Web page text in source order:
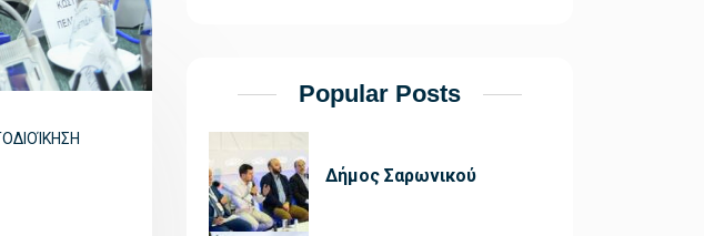
Popular Posts
Δήμος Σαρωνικού